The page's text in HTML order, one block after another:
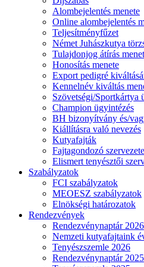
Alombejelentés menete
Online alombejelentés
Teljesítményfűzet
Német Juhászkutya
Tulajdonjog átírás
Honosítás menete
Export pedigré
Kennelnév kiváltás
Szövetségi/Sportkártya
Champion ügyintézés
BH bizonyítvány és/
Kiállításra való nevezés
Kutyafajták
Fajtagondozó
Elismert tenyésztői
Szabályzatok
FCI szabályzatok
MEOESZ szabályzatok
Elnökségi határozatok
Rendezvények
Rendezvénynaptár 2026
Nemzeti kutyafajtaink
Tenyészszemle 2026
Rendezvénynaptár 2025